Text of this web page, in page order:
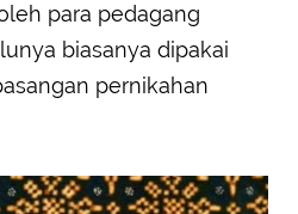
para pedagang
biasanya dipakai
pernikahan